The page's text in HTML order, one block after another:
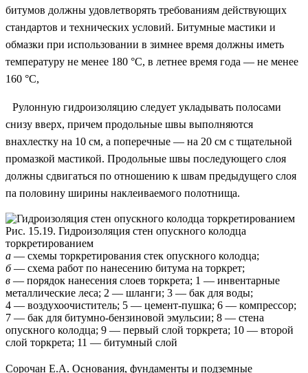
битумов должны удовлетворять требованиям действующих
стандартов и технических условий. Битумные мастики и
обмазки при использовании в зимнее время должны иметь
температуру не менее 180 °С, в летнее время года — не менее
160 °С,
Рулонную гидроизоляцию следует укладывать полосами
снизу вверх, причем продольные швы выполняются
внахлестку на 10 см, а поперечные — на 20 см с тщательной
промазкой мастикой. Продольные швы последующего слоя
должны сдвигаться по отношению к швам предыдущего слоя
па половину ширины наклеиваемого полотнища.
Рис. 15.19. Гидроизоляция стен опускного колодца
торкретированием
а — схемы торкретирования стек опускного колодца;
б— схема работ по нанесению битума на торкрет;
в — порядок нанесения слоев торкрета; 1 — инвентарные
металлические леса; 2 — шланги; 3 — бак для воды;
4 — воздухоочиститель; 5 — цемент-пушка; 6 — компрессор;
7 — бак для битумно-бензиновой эмульсии; 8 — стена
опускного колодца; 9 — первый слой торкрета; 10 — второй
слой торкрета; 11 — битумный слой
Сорочан Е.А. Основания, фундаменты и подземные